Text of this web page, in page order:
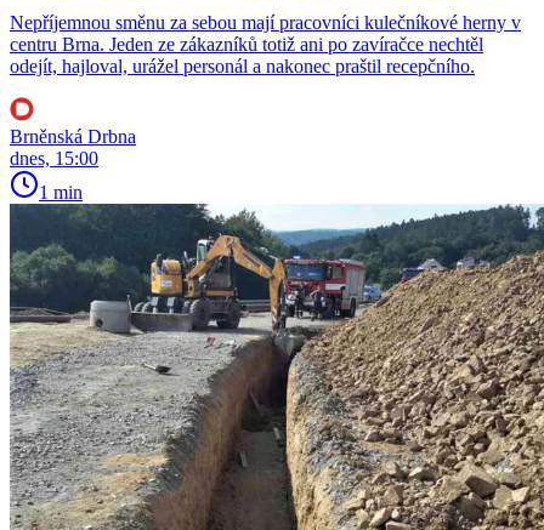
Nepříjemnou směnu za sebou mají pracovníci kulečníkové herny v
centru Brna. Jeden ze zákazníků totiž ani po zavíračce nechtěl
odejít, hajloval, urážel personál a nakonec praštil recepčního.
Brněnská Drbna
dnes, 15:00
1 min